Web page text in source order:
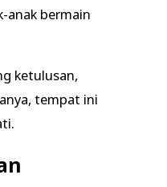
anak bermain
ketulusan,
tempat ini